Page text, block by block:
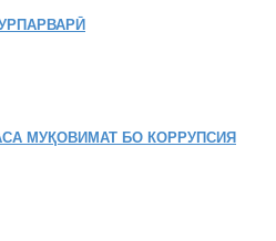
МУҚОВИМАТ БО КОРРУПСИЯ